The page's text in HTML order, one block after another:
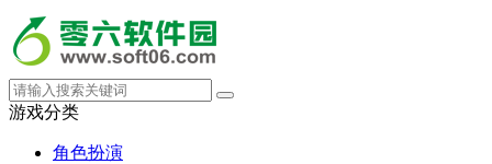
游戏分类
角色扮演